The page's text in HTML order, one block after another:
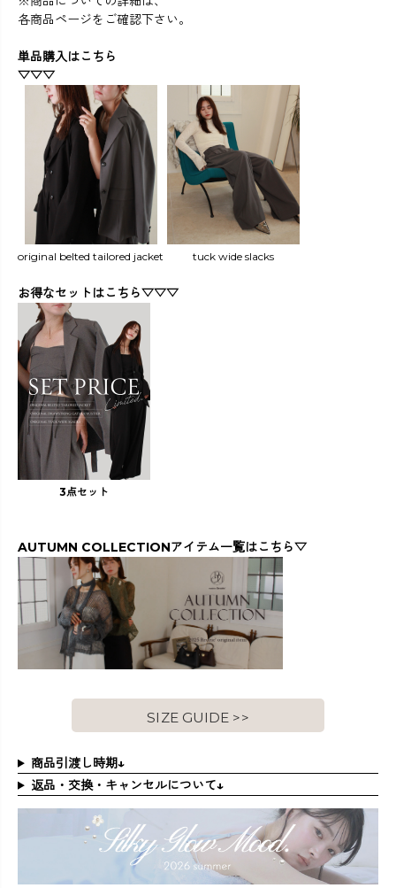
各商品ページをご確認下さい。
単品購入はこちら
▽▽▽
original belted tailored jacket tuck wide slacks
お得なセットはこちら▽▽▽
3点セット
AUTUMN COLLECTIONアイテム一覧はこちら▽
SIZE GUIDE >>
商品引渡し時期↓
返品・交換・キャンセルについて↓